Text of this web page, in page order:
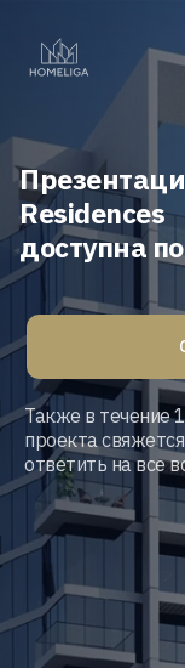
Residences
доступна
Также в течение
проекта
ответить на все